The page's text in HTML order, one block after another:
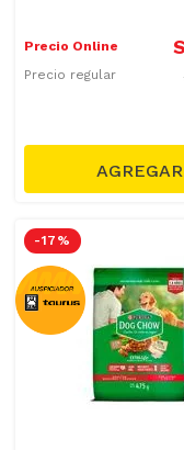
Precio Online
Precio regular
-17 %